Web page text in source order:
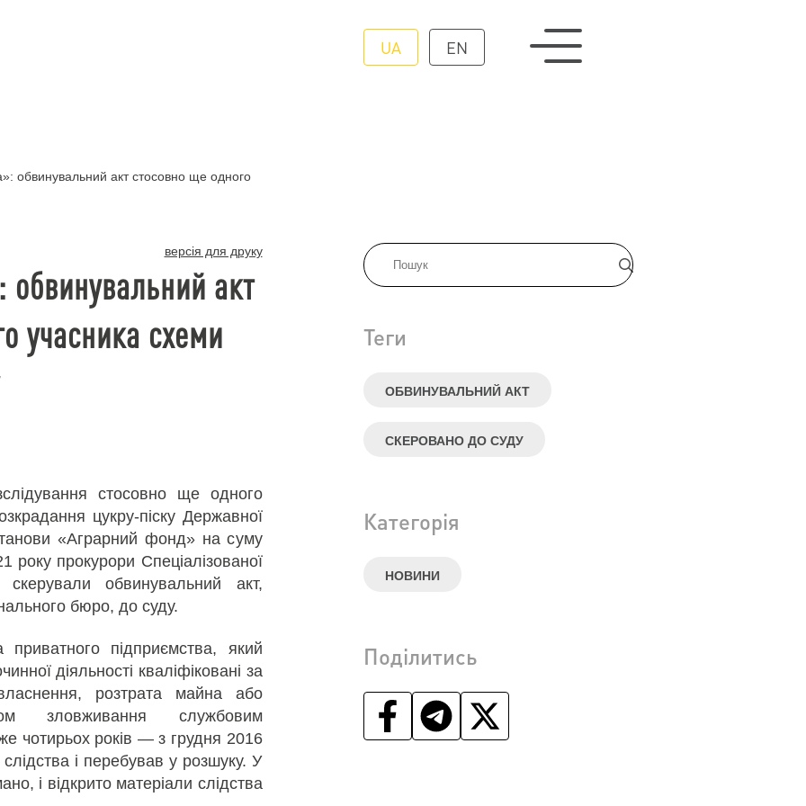
UA EN
обвинувальний акт стосовно ще одного
Теги
ОБВИНУВАЛЬНИЙ АКТ
СКЕРОВАНО ДО СУДУ
Категорія
НОВИНИ
Поділитись
версія для друку
акт
учасника схеми
стосовно ще одного
цукру-піску Державної
«Аграрний фонд» на суму
прокурори Спеціалізованої
скерували обвинувальний акт,
бюро, до суду.
приватного підприємства, який
діяльності кваліфіковані за
розтрата майна або
зловживання службовим
чотирьох років — з грудня 2016
і перебував у розшуку. У
і відкрито матеріали слідства